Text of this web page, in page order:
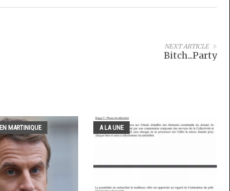
NEXT ARTICLE
Bitch...Party
MARTINIQUE A LA UNE